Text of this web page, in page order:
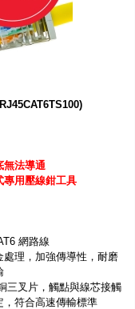
無法導通
專用壓線鉗工具
網路線
理，加強傳導性，耐磨
三叉片，觸點與線芯接觸
，符合高速傳輸標準